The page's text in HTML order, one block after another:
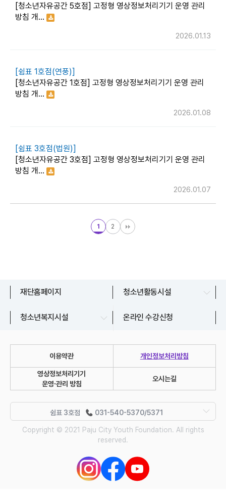
[청소년자유공간 5호점] 고정형 영상정보처리기기 운영 관리
방침 개…
2026.01.13
[쉼표 1호점(연풍)]
[청소년자유공간 1호점] 고정형 영상정보처리기기 운영 관리
방침 개…
2026.01.08
[쉼표 3호점(법원)]
[청소년자유공간 3호점] 고정형 영상정보처리기기 운영 관리
방침 개…
2026.01.07
1 2
재단홈페이지 청소년활동시설
파주시청소년수련관
청소년자유공간 쉼표
유스라이브러리
청소년복지시설
청소년상담복지센터 온라인 수강신청
이용약관 개인정보처리방침
영상정보처리기기
운영∙관리 방침
오시는길
쉼표 1호점 031-540-5350/5351
쉼표 3호점 031-540-5370/5371
쉼표 4호점 031-540-5380/5381
쉼표 6호점 031-540-5260/5261
031-540-5270/5271
: 경기도 파주시 파주읍 술이홀로 481,
031-540-5350/5351
031-540-5360/5362
Copyright © 2021 Paju City Youth Foundation. All rights
reserved.
쉼표 1호점
쉼표 2호점
쉼표 1호점
쉼표 2호점
쉼표 1호점
쉼표 2호점